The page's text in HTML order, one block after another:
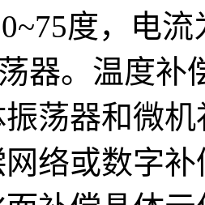
度，电
器。 温度补
荡器和微
络或数字